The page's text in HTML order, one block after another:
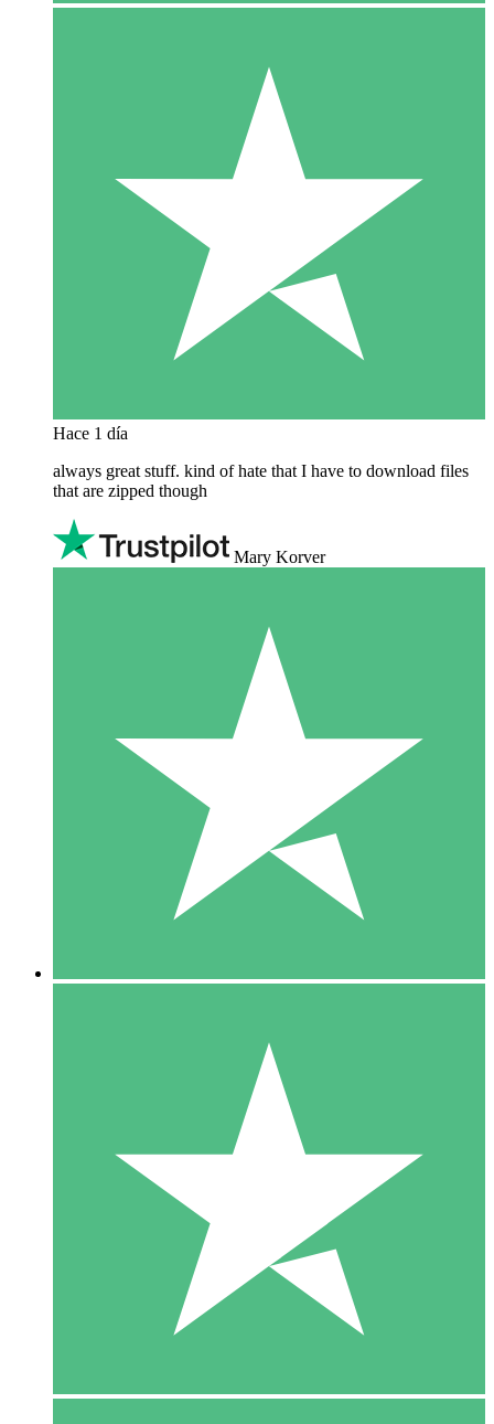
Hace 1 día
always great stuff. kind of hate that I have to download files
that are zipped though
Mary Korver